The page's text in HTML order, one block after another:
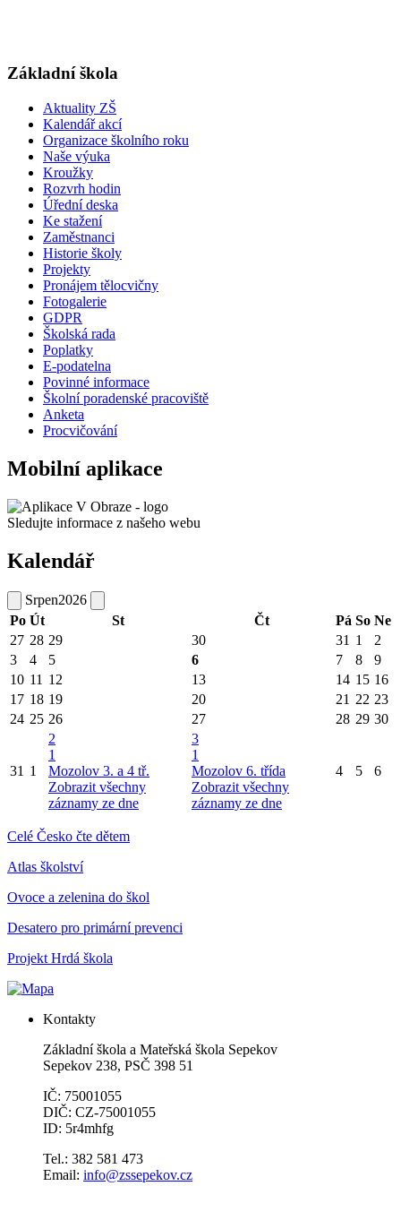
Základní škola
Aktuality ZŠ
Kalendář akcí
Organizace školního roku
Naše výuka
Kroužky
Rozvrh hodin
Úřední deska
Ke stažení
Zaměstnanci
Historie školy
Projekty
Pronájem tělocvičny
Fotogalerie
GDPR
Školská rada
Poplatky
E-podatelna
Povinné informace
Školní poradenské pracoviště
Anketa
Procvičování
Mobilní aplikace
Sledujte informace z našeho webu
Kalendář
Srpen2026
Po Út St Čt Pá So Ne
27 28 29 30 31 1
2
3
4 5 6 7 8
9
10 11 12 13 14 15 16
17 18 19 20 21 22 23
24 25 26 27 28 29 30
31 1
2
1
Mozolov 3. a 4 tř.
Zobrazit všechny
záznamy ze dne
3
1
Mozolov 6. třída
Zobrazit všechny
záznamy ze dne
4 5 6
Celé Česko čte dětem
Atlas školství
Ovoce a zelenina do škol
Desatero pro primární prevenci
Projekt Hrdá škola
Kontakty
Základní škola a Mateřská škola Sepekov
Sepekov 238, PSČ 398 51
IČ: 75001055
DIČ: CZ-75001055
ID: 5r4mhfg
Tel.: 382 581 473
Email: info@zssepekov.cz